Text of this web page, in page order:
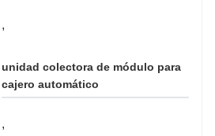
,
unidad colectora de módulo para
cajero automático
,